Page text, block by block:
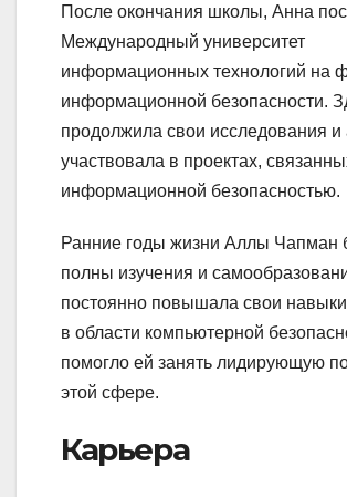
После окончания школы, Анна
Международный университет
информационных технологий на
информационной безопасности.
продолжила свои исследования и
участвовала в проектах,
информационной безопасностью.
Ранние годы жизни Аллы Чапман
полны изучения и
постоянно повышала свои
в области компьютерной
помогло ей занять лидирующую
этой сфере.
Карьера